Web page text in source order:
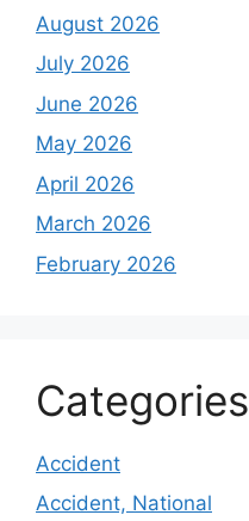
August 2026
July 2026
June 2026
May 2026
April 2026
March 2026
February 2026
Categories
Accident
Accident, National